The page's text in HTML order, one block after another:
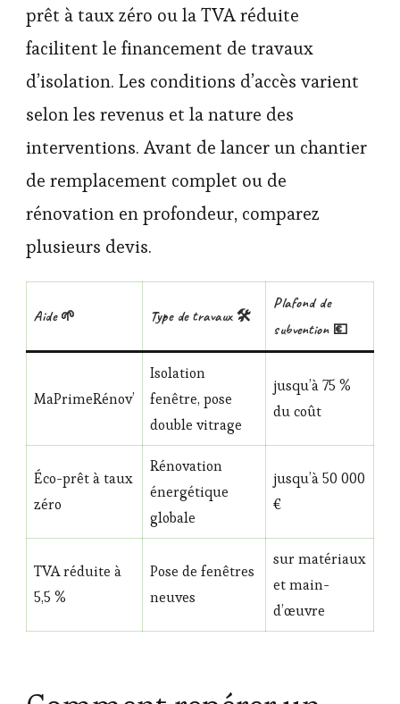
prêt à taux zéro ou la TVA réduite
facilitent le financement de travaux
d’isolation. Les conditions d’accès varient
selon les revenus et la nature des
interventions. Avant de lancer un chantier
de remplacement complet ou de
rénovation en profondeur, comparez
plusieurs devis.
Aide 🌱 Type de travaux 🛠️
Plafond de
subvention 💶
MaPrimeRénov’
Isolation
fenêtre, pose
double vitrage
jusqu’à 75 %
du coût
Éco-prêt à taux
zéro
Rénovation
énergétique
globale
jusqu’à 50 000
€
TVA réduite à
5,5 %
Pose de fenêtres
neuves
sur matériaux
et main-
d’œuvre